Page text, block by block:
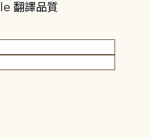
翻譯品質